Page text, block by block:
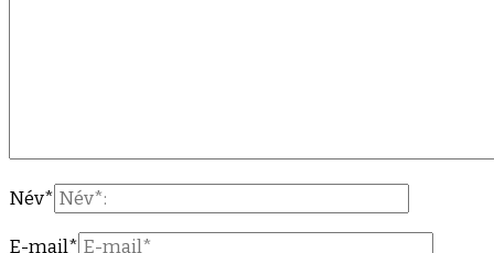
Név*
E-mail*